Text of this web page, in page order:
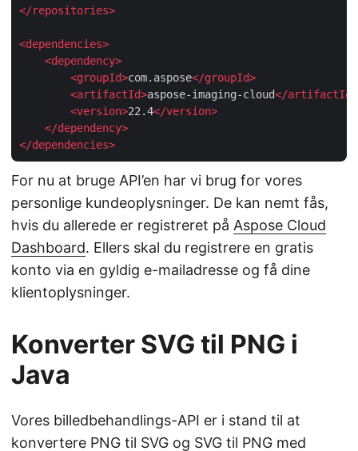
</repositories>
<dependencies>
<dependency>
<groupId>com.aspose</groupId>
<artifactId>aspose-imaging-cloud</artifactId
<version>22.4</version>
</dependency>
</dependencies>
For nu at bruge API’en har vi brug for vores
personlige kundeoplysninger. De kan nemt fås,
hvis du allerede er registreret på Aspose Cloud
Dashboard. Ellers skal du registrere en gratis
konto via en gyldig e-mailadresse og få dine
klientoplysninger.
Konverter SVG til PNG i
Java
Vores billedbehandlings-API er i stand til at
konvertere PNG til SVG og SVG til PNG med